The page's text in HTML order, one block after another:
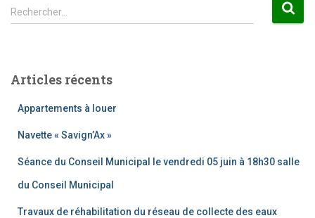
R
e
r
Rechercher…
Articles récents
Appartements à louer
Navette « Savign’Ax »
Séance du Conseil Municipal le vendredi 05 juin à 18h30 salle
du Conseil Municipal
Travaux de réhabilitation du réseau de collecte des eaux